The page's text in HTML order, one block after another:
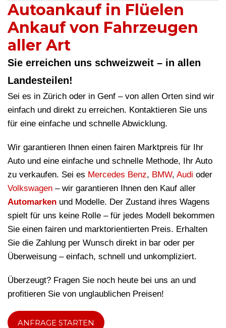
Autoankauf in Flüelen
Ankauf von Fahrzeugen
aller Art
Sie erreichen uns schweizweit – in allen
Landesteilen!
Sei es in Zürich oder in Genf – von allen Orten sind wir
einfach und direkt zu erreichen. Kontaktieren Sie uns
für eine einfache und schnelle Abwicklung.
Wir garantieren Ihnen einen fairen Marktpreis für Ihr
Auto und eine einfache und schnelle Methode, Ihr Auto
zu verkaufen. Sei es Mercedes Benz, BMW, Audi oder
Volkswagen – wir garantieren Ihnen den Kauf aller
Automarken und Modelle. Der Zustand ihres Wagens
spielt für uns keine Rolle – für jedes Modell bekommen
Sie einen fairen und marktorientierten Preis. Erhalten
Sie die Zahlung per Wunsch direkt in bar oder per
Überweisung – einfach, schnell und unkompliziert.
Überzeugt? Fragen Sie noch heute bei uns an und
profitieren Sie von unglaublichen Preisen!
ANFRAGE STARTEN